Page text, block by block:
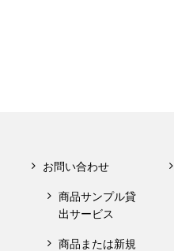
お問い合わせ
商品サンプル貸
出サービス
商品または新規